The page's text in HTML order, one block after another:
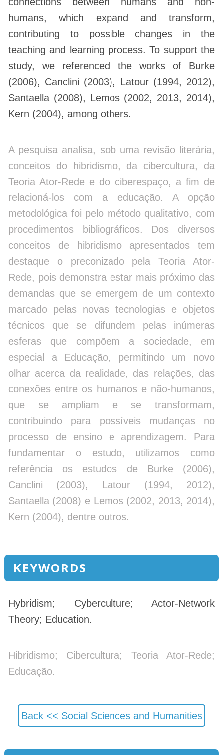
humans, which expand and transform,
contributing to possible changes in the
teaching and learning process. To support the
study, we referenced the works of Burke
(2006), Canclini (2003), Latour (1994, 2012),
Santaella (2008), Lemos (2002, 2013, 2014),
Kern (2004), among others.
A pesquisa analisa, sob uma revisão literária,
conceitos do hibridismo, da cibercultura, da
Teoria Ator-Rede e do ciberespaço, a fim de
relacioná-los com a educação. A opção
metodológica foi pelo método qualitativo, com
procedimentos bibliográficos. Dos diversos
conceitos de hibridismo apresentados tem
destaque o preconizado pela Teoria Ator-
Rede, pois demonstra estar mais próximo das
demandas que se emergem de um contexto
marcado pelas novas tecnologias e objetos
técnicos que se difundem pelas inúmeras
esferas que compõem a sociedade, em
especial a Educação, permitindo um novo
olhar acerca da realidade, das relações, das
conexões entre os humanos e não-humanos,
que se ampliam e se transformam,
contribuindo para possíveis mudanças no
processo de ensino e aprendizagem. Para
fundamentar o estudo, utilizamos como
referência os estudos de Burke (2006),
Canclini (2003), Latour (1994, 2012),
Santaella (2008) e Lemos (2002, 2013, 2014),
Kern (2004), dentre outros.
KEYWORDS
Hybridism; Cyberculture; Actor-Network
Theory; Education.
Hibridismo; Cibercultura; Teoria Ator-Rede;
Educação.
Back << Social Sciences and Humanities